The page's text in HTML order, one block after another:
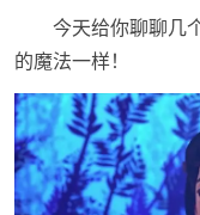
今天给你聊聊几
的魔法一样！